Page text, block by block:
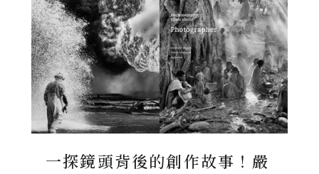
一探鏡頭背後的創作故事！嚴